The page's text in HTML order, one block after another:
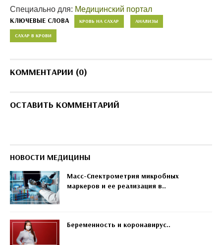
Специально для: Медицинский портал
КЛЮЧЕВЫЕ СЛОВА КРОВЬ НА САХАР АНАЛИЗЫ
САХАР В КРОВИ
КОММЕНТАРИИ (0)
ОСТАВИТЬ КОММЕНТАРИЙ
НОВОСТИ МЕДИЦИНЫ
Масс-Спектрометрия микробных
маркеров и ее реализация в..
Беременность и коронавирус..